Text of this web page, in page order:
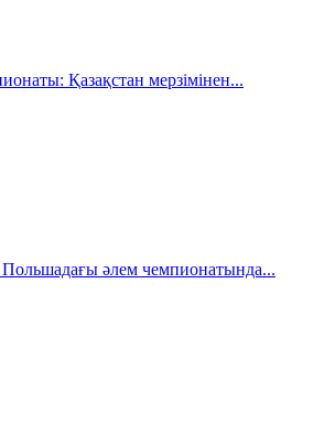
Қазақстан мерзімінен...
Польшадағы әлем чемпионатында...